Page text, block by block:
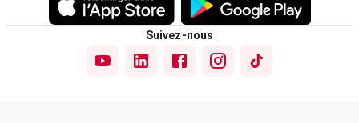
Suivez-nous